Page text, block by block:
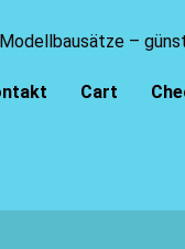
–
Cart